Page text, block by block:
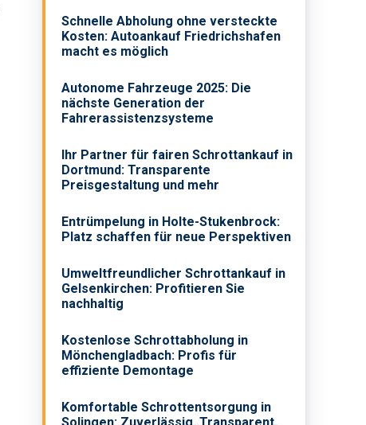
Schnelle Abholung ohne versteckte
Kosten: Autoankauf Friedrichshafen
macht es möglich
Autonome Fahrzeuge 2025: Die
nächste Generation der
Fahrerassistenzsysteme
Ihr Partner für fairen Schrottankauf in
Dortmund: Transparente
Preisgestaltung und mehr
Entrümpelung in Holte-Stukenbrock:
Platz schaffen für neue Perspektiven
Umweltfreundlicher Schrottankauf in
Gelsenkirchen: Profitieren Sie
nachhaltig
Kostenlose Schrottabholung in
Mönchengladbach: Profis für
effiziente Demontage
Komfortable Schrottentsorgung in